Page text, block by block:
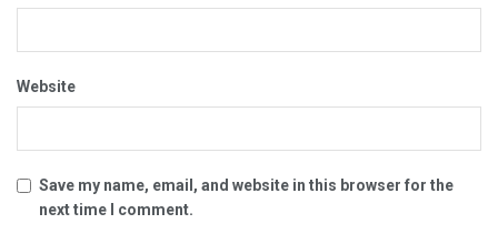
Website
Save my name, email, and website in this browser for the
next time I comment.